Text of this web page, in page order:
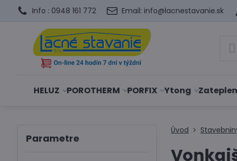
Info : 0948 161 772 Email: info@lacnestavanie.sk
HELUZ POROTHERM PORFIX Ytong
Úvod
Parametre